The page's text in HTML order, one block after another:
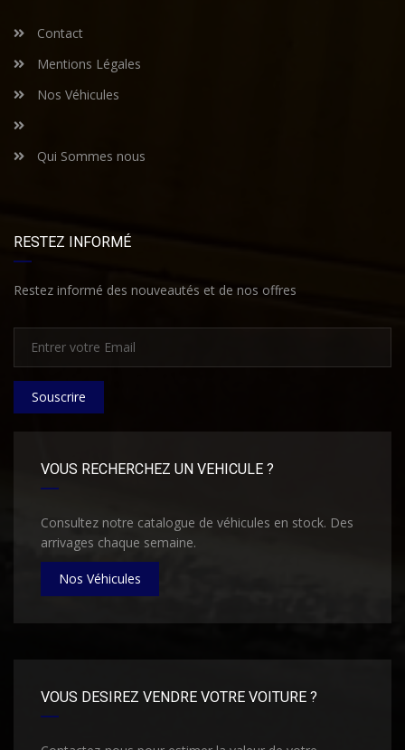
Contact
Mentions Légales
Nos Véhicules
Qui Sommes nous
RESTEZ INFORMÉ
Restez informé des nouveautés et de nos offres
Souscrire
VOUS RECHERCHEZ UN VEHICULE ?
Consultez notre catalogue de véhicules en stock. Des
arrivages chaque semaine.
Nos Véhicules
VOUS DESIREZ VENDRE VOTRE VOITURE ?